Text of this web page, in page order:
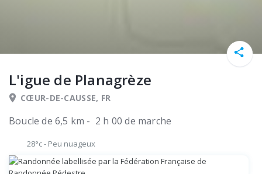
L'igue de Planagrèze
CŒUR-DE-CAUSSE, FR
Boucle de 6,5 km - 2 h 00 de marche
28°c- Peu nuageux